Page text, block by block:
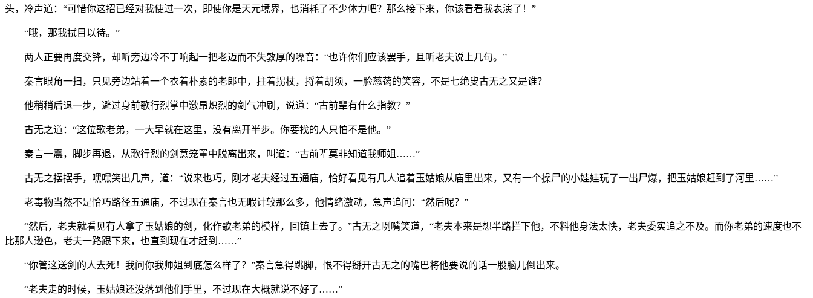
头，冷声道：“可惜你这招已经对我使过一次，即使你是天元境界，也消耗了不少体力吧？那么接下来，你该看看我表演了！”
“哦，那我拭目以待。”
两人正要再度交锋，却听旁边冷不丁响起一把老迈而不失敦厚的嗓音：“也许你们应该罢手，且听老夫说上几句。”
秦言眼角一扫，只见旁边站着一个衣着朴素的老郎中，拄着拐杖，捋着胡须，一脸慈蔼的笑容，不是七绝叟古无之又是谁？
他稍稍后退一步，避过身前歌行烈掌中激昂炽烈的剑气冲刷，说道：“古前辈有什么指教？”
古无之道：“这位歌老弟，一大早就在这里，没有离开半步。你要找的人只怕不是他。”
秦言一震，脚步再退，从歌行烈的剑意笼罩中脱离出来，叫道：“古前辈莫非知道我师姐……”
古无之摆摆手，嘿嘿笑出几声，道：“说来也巧，刚才老夫经过五通庙，恰好看见有几人追着玉姑娘从庙里出来，又有一个操尸的小娃娃玩了一出尸爆，把玉姑娘赶到了河里……”
老毒物当然不是恰巧路径五通庙，不过现在秦言也无暇计较那么多，他情绪激动，急声追问：“然后呢？”
“然后，老夫就看见有人拿了玉姑娘的剑，化作歌老弟的模样，回镇上去了。”古无之咧嘴笑道，“老夫本来是想半路拦下他，不料他身法太快，老夫委实追之不及。而你老弟的速度也不
比那人逊色，老夫一路跟下来，也直到现在才赶到……”
“你管这送剑的人去死！我问你我师姐到底怎么样了？”秦言急得跳脚，恨不得掰开古无之的嘴巴将他要说的话一股脑儿倒出来。
“老夫走的时候，玉姑娘还没落到他们手里，不过现在大概就说不好了……”